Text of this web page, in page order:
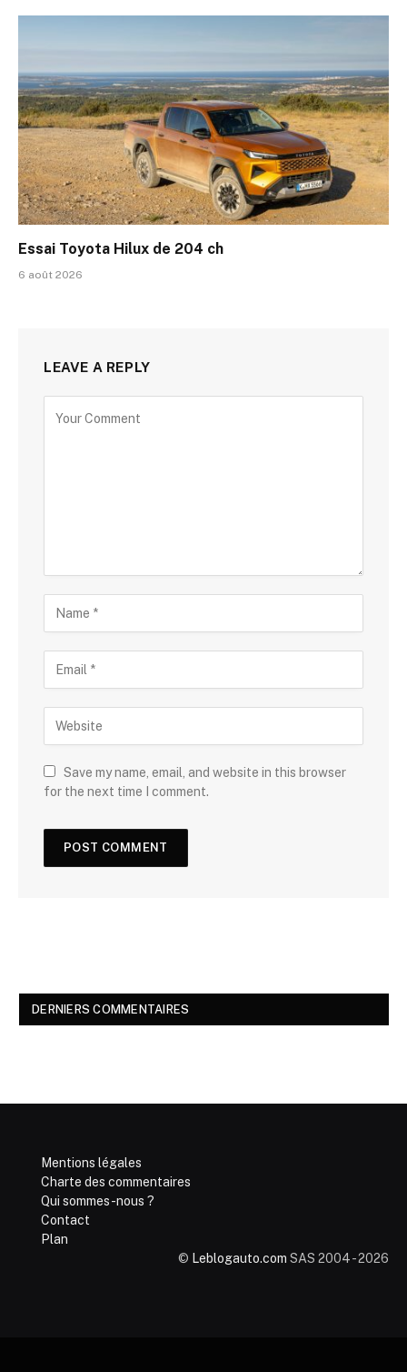
Essai Toyota Hilux de 204 ch
6 août 2026
LEAVE A REPLY
Save my name, email, and website in this browser
for the next time I comment.
DERNIERS COMMENTAIRES
Mentions légales
Charte des commentaires
Qui sommes-nous ?
Contact
Plan
© Leblogauto.com SAS 2004 - 2026